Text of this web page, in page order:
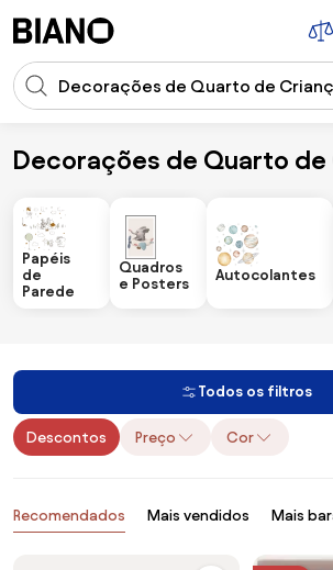
Entrada de pesquisa
Decorações de Quarto de
Infantil Decorações de Quarto de Criança
Papéis
de
Parede
Quadros
e Posters
Autocolantes
Todos os filtros
Descontos Preço Cor
Produtos
Recomendados Mais vendidos Mais